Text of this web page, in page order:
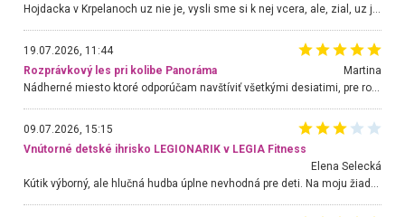
Hojdacka v Krpelanoch uz nie je, vysli sme si k nej vcera, ale, zial, uz je znicena. Ak sem planujete cestu len kvoli hojdacke, mozete si ju usetrit. Krasny vyhlad je tu vsak aj bez hojdacky :-)
19.07.2026, 11:44
Rozprávkový les pri kolibe Panoráma
Martina
Nádherné miesto ktoré odporúčam navštíviť všetkými desiatimi, pre rodiny s deťmi, dôchodcom... Proste a jednoducho ozaj rozprávkový les.. určite ešte prídeme. Odniesli sme si na pamiatku krásne tričká,
09.07.2026, 15:15
Vnútorné detské ihrisko LEGIONARIK v LEGIA Fitness
Elena Selecká